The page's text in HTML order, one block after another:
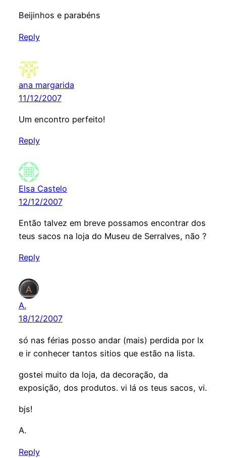
Beijinhos e parabéns
Reply
ana margarida
11/12/2007
Um encontro perfeito!
Reply
Elsa Castelo
12/12/2007
Então talvez em breve possamos encontrar dos
teus sacos na loja do Museu de Serralves, não ?
Reply
A.
18/12/2007
só nas férias posso andar (mais) perdida por lx
e ir conhecer tantos sitios que estão na lista.
gostei muito da loja, da decoração, da
exposição, dos produtos. vi lá os teus sacos, vi.
bjs!
A.
Reply